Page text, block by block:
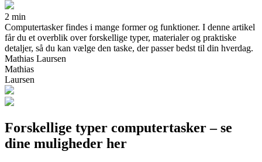
2 min
Computertasker findes i mange former og funktioner. I denne artikel
får du et overblik over forskellige typer, materialer og praktiske
detaljer, så du kan vælge den taske, der passer bedst til din hverdag.
Mathias Laursen
Mathias
Laursen
Forskellige typer computertasker – se
dine muligheder her